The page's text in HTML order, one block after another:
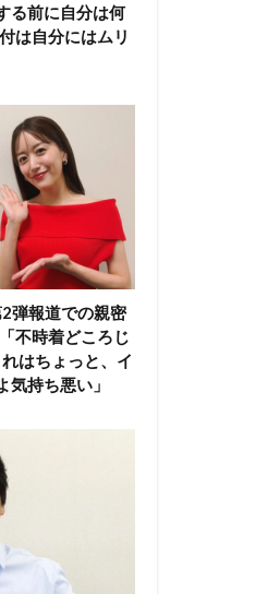
る前に自分は何
は自分にはムリ
弾報道での親密
不時着どころじ
はちょっと、イ
持ち悪い」